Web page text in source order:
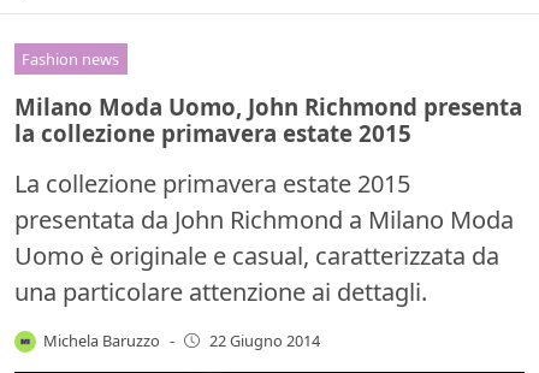
Fashion news
Milano Moda Uomo, John Richmond presenta
la collezione primavera estate 2015
La collezione primavera estate 2015
presentata da John Richmond a Milano Moda
Uomo è originale e casual, caratterizzata da
una particolare attenzione ai dettagli.
Michela Baruzzo - 22 Giugno 2014